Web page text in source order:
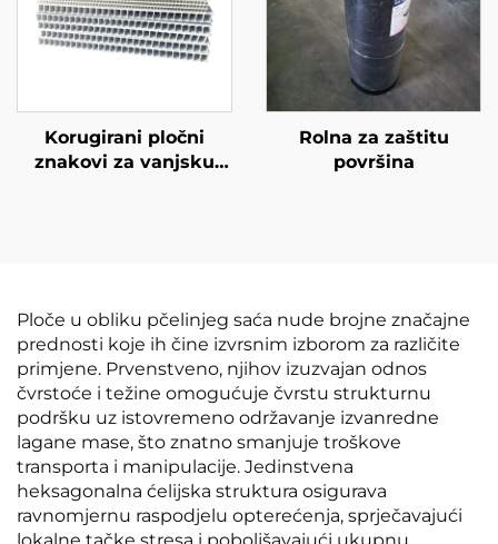
Korugirani pločni
znakovi za vanjsku
Rolna za zaštitu
površina
Ploče u obliku pčelinjeg saća nude brojne značajne
prednosti koje ih čine izvrsnim izborom za različite
primjene. Prvenstveno, njihov izuzvajan odnos
čvrstoće i težine omogućuje čvrstu strukturnu
podršku uz istovremeno održavanje izvanredne
lagane mase, što znatno smanjuje troškove
transporta i manipulacije. Jedinstvena
heksagonalna ćelijska struktura osigurava
ravnomjernu raspodjelu opterećenja, sprječavajući